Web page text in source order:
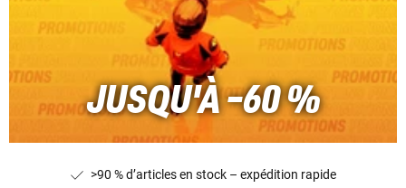
JUSQU'À -60 %
>90 % d’articles en stock – expédition rapide